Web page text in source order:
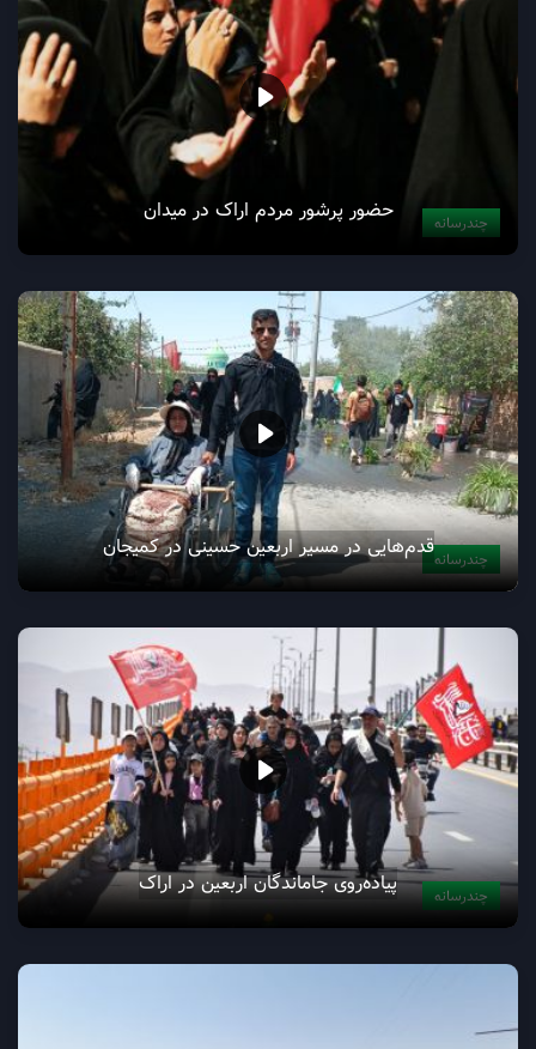
چندرسانه حضور پرشور مردم اراک در میدان
چندرسانهقدم‌هایی در مسیر اربعین حسینی در کمیجان
چندرسانه پیاده‌روی جاماندگان اربعین در اراک